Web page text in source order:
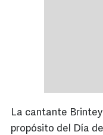
La cantante
propósito del Día